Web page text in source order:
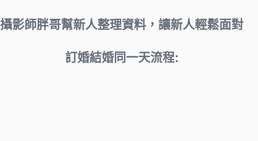
攝影師胖哥幫新人整理資料，讓新人輕鬆面對
訂婚結婚同一天流程: